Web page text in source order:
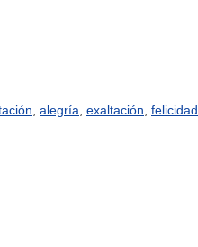
alegría exaltación felicidad